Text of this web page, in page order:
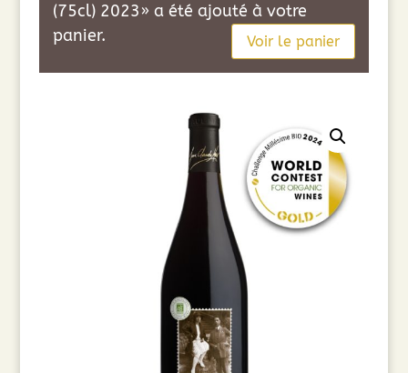
(75cl) 2023» a été ajouté à votre
panier.
Voir le panier